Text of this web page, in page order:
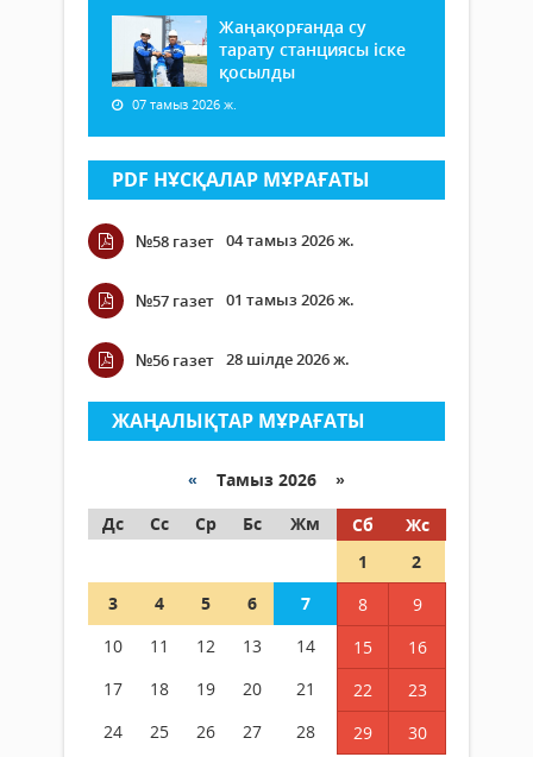
Жаңақорғанда су
тарату станциясы іске
қосылды
07 тамыз 2026 ж.
PDF НҰСҚАЛАР МҰРАҒАТЫ
№58 газет 04 тамыз 2026 ж.
№57 газет 01 тамыз 2026 ж.
№56 газет 28 шілде 2026 ж.
ЖАҢАЛЫҚТАР МҰРАҒАТЫ
« Тамыз 2026 »
Дс
Сс Ср Бс Жм Сб
Жс
1
2
3
4 5 6 7 8
9
10
11 12 13 14 15
16
17
18 19 20 21 22
23
24
25 26 27 28 29
30